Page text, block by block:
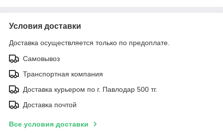
Условия доставки
Доставка осуществляется только по предоплате.
Самовывоз
Транспортная компания
Доставка курьером по г. Павлодар 500 тг.
Доставка почтой
Все условия доставки